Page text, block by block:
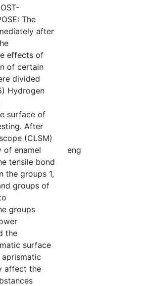
The
after
effects of
of certain
divided
Hydrogen
surface of
After
(CLSM)
of enamel
tensile bond
the groups 1,
groups of
groups
the
surface
affect the
eng